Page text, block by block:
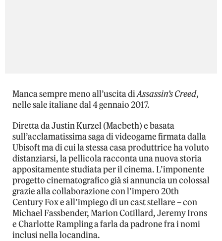
Manca sempre meno all’uscita diAssassin’s Creed,
nelle sale italiane dal 4 gennaio 2017.
Diretta da Justin Kurzel (Macbeth) e basata
sull’acclamatissima saga di videogame firmata dalla
Ubisoft ma di cui la stessa casa produttrice ha voluto
distanziarsi, la pellicola racconta una nuova storia
appositamente studiata per il cinema. L’imponente
progetto cinematografico già si annuncia un colossal
grazie alla collaborazione con l’impero 20th
Century Fox e all’impiego di un cast stellare – con
Michael Fassbender, Marion Cotillard, Jeremy Irons
e Charlotte Rampling a farla da padrone fra i nomi
inclusi nella locandina.